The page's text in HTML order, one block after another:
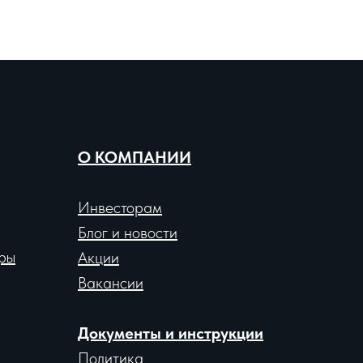
О КОМПАНИИ
Инвесторам
Блог и новости
Акции
Вакансии
Документы и инструкции
Политика